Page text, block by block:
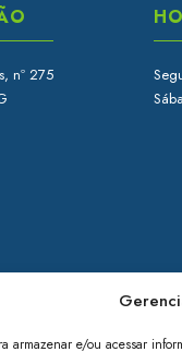
armazenar e/ou acessar
nº 275